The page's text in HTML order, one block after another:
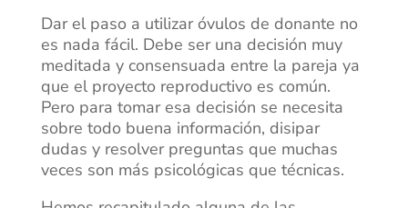
Dar el paso a utilizar óvulos de donante no
es nada fácil. Debe ser una decisión muy
meditada y consensuada entre la pareja ya
que el proyecto reproductivo es común.
Pero para tomar esa decisión se necesita
sobre todo buena información, disipar
dudas y resolver preguntas que muchas
veces son más psicológicas que técnicas.